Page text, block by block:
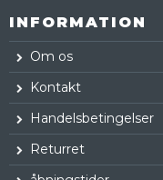
INFORMATION
Om os
Kontakt
Handelsbetingelser
Returret